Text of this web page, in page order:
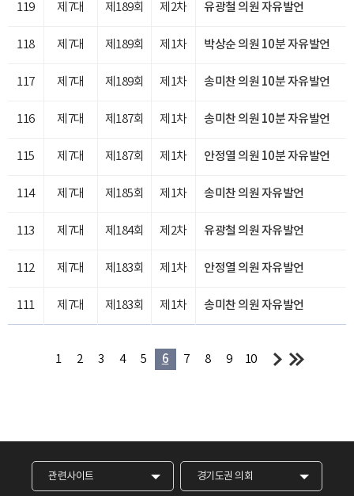
119 제7대 제189회 제2차 유광철 의원 자유발언
118 제7대 제189회 제1차 박상순 의원 10분 자유발언
117 제7대 제189회 제1차 송미찬 의원 10분 자유발언
116 제7대 제187회 제1차 송미찬 의원 10분 자유발언
115 제7대 제187회 제1차 안정열 의원 10분 자유발언
114 제7대 제185회 제1차 송미찬 의원 자유발언
113 제7대 제184회 제2차 유광철 의원 자유발언
112 제7대 제183회 제1차 안정열 의원 자유발언
111 제7대 제183회 제1차 송미찬 의원 자유발언
1 2 3 4 5 6 7 8 9 10
관련사이트 경기도권 의회